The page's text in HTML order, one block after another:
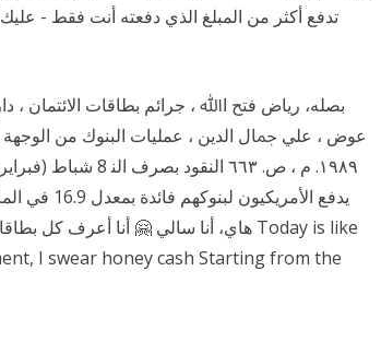
ﻋﻮﺽ ، ﻋﻠﻲ ﲨﺎﻝ ﺍﻟﺪﻳﻦ ، ﻋﻤﻠﻴﺎﺕ ﺍﻟﺒﻨﻮﻙ ﻣﻦ ﺍﻟﻮﺟﻬﺔ
يدفع
I swear honey cash Starting from the